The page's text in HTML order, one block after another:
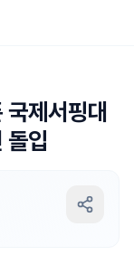
제서핑대
입